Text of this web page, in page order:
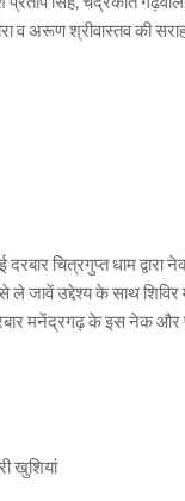
व अरूण श्रीवास्तव की
चित्रगुप्त धाम द्वारा
जावें उद्देश्य के साथ
मनेंद्रगढ़ के इस नेक
खुशियां